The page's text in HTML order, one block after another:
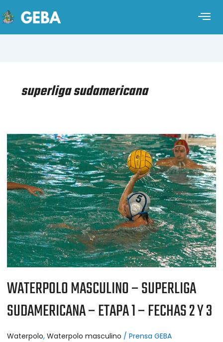
superliga sudamericana
WATERPOLO MASCULINO – SUPERLIGA
SUDAMERICANA – ETAPA 1 – FECHAS 2 Y 3
Waterpolo, Waterpolo masculino / Prensa GEBA
WATERPOLO
MASCULINO
–
SUPERLIGA
SUDAMERICANA
–
ETAPA
1
–
FECHAS
2
Y
3